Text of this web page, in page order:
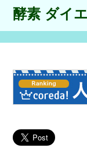
酵素 ダイ